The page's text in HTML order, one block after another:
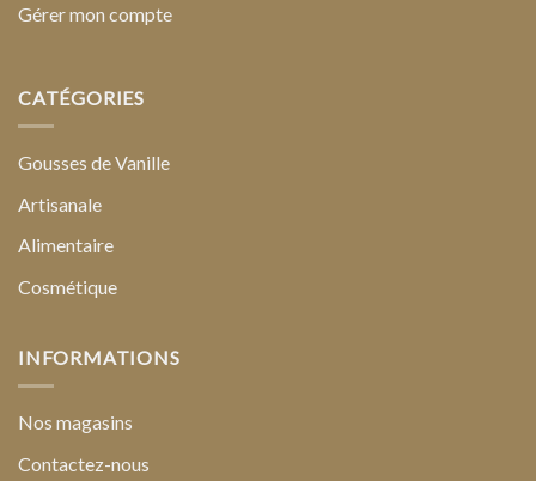
Gérer mon compte
CATÉGORIES
Gousses de Vanille
Artisanale
Alimentaire
Cosmétique
INFORMATIONS
Nos magasins
Contactez-nous